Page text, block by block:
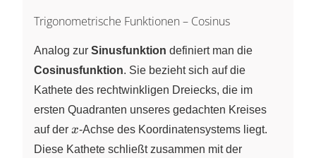
Trigonometrische Funktionen – Cosinus
Analog zur Sinusfunktion definiert man die
Cosinusfunktion. Sie bezieht sich auf die
Kathete des rechtwinkligen Dreiecks, die im
ersten Quadranten unseres gedachten Kreises
auf der x
x‑Achse des Koordinatensystems liegt.
Diese Kathete schließt zusammen mit der